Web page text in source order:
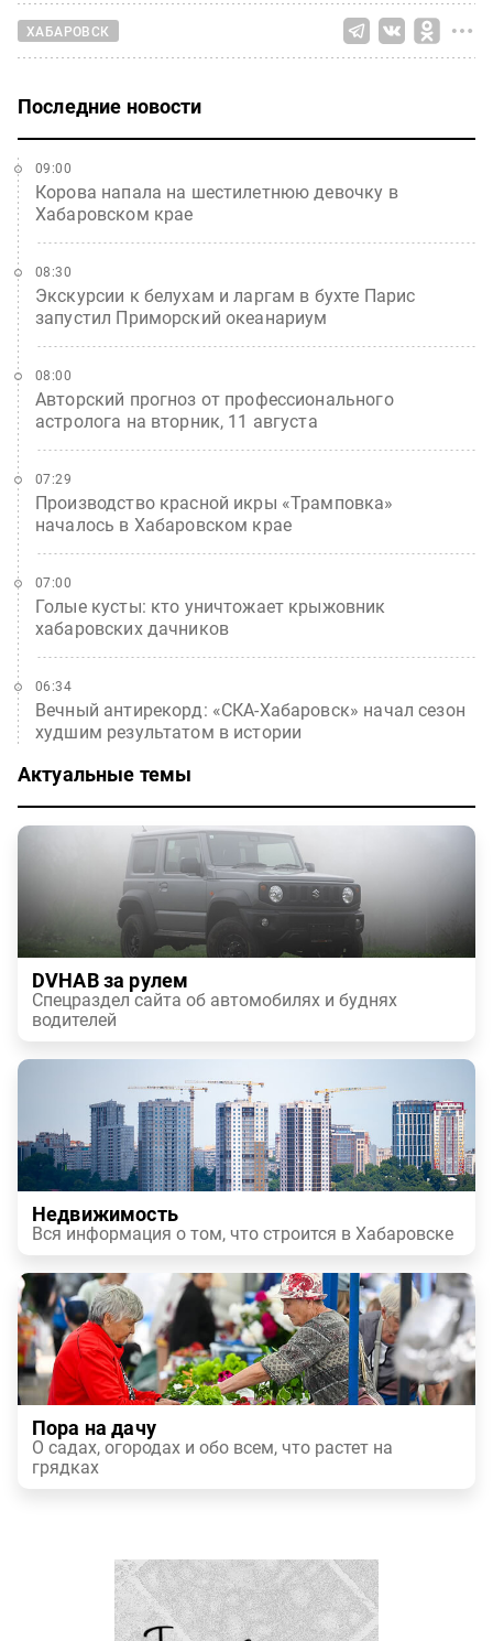
ХАБАРОВСК
Последние новости
Корова напала на шестилетнюю девочку в
Хабаровском крае
09:00
Экскурсии к белухам и ларгам в бухте Парис
запустил Приморский океанариум
08:30
Авторский прогноз от профессионального
астролога на вторник, 11 августа
08:00
Производство красной икры «Трамповка»
началось в Хабаровском крае
07:29
Голые кусты: кто уничтожает крыжовник
хабаровских дачников
07:00
Вечный антирекорд: «СКА-Хабаровск» начал сезон
худшим результатом в истории
06:34
Актуальные темы
DVHAB за рулем
Спецраздел сайта об автомобилях и буднях
водителей
Недвижимость
Вся информация о том, что строится в Хабаровске
Пора на дачу
О садах, огородах и обо всем, что растет на
грядках